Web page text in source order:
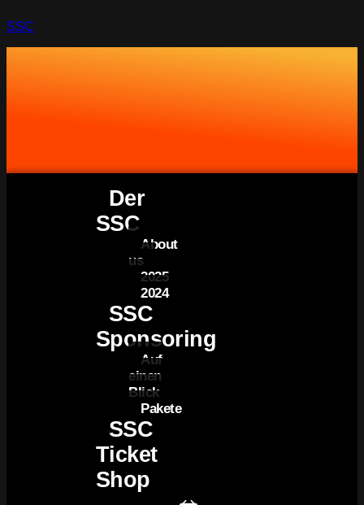
SSC
Der
SSC
About
us
2025
2024
SSC
Sponsoring
Auf
einen
Blick
Pakete
SSC
Ticket
Shop